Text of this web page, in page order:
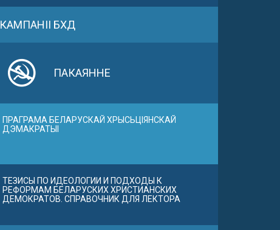
КАМПАНІІ БХД
ПАКАЯННЕ
ПРАГРАМА БЕЛАРУСКАЙ ХРЫСЬЦІЯНСКАЙ
ДЭМАКРАТЫІ
ТЕЗИСЫ ПО ИДЕОЛОГИИ И ПОДХОДЫ К
РЕФОРМАМ БЕЛАРУСКИХ ХРИСТИАНСКИХ
ДЕМОКРАТОВ. СПРАВОЧНИК ДЛЯ ЛЕКТОРА